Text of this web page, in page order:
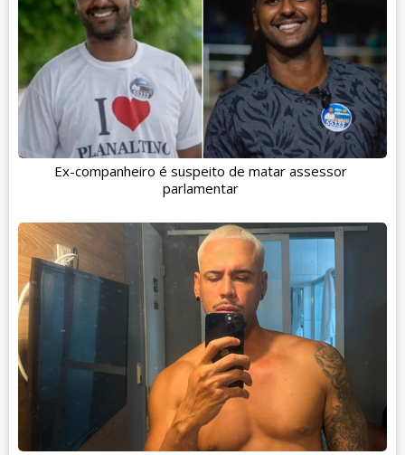
Ex-companheiro é suspeito de matar assessor
parlamentar